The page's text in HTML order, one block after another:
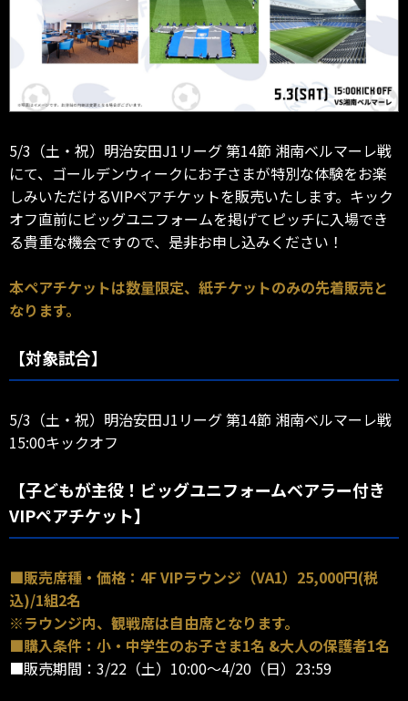
5/3（土・祝）明治安田J1リーグ 第14節 湘南ベルマーレ戦
にて、ゴールデンウィークにお子さまが特別な体験をお楽
しみいただけるVIPペアチケットを販売いたします。キック
オフ直前にビッグユニフォームを掲げてピッチに入場でき
る貴重な機会ですので、是非お申し込みください！
本ペアチケットは数量限定、紙チケットのみの先着販売と
なります。
【対象試合】
5/3（土・祝）明治安田J1リーグ 第14節 湘南ベルマーレ戦
15:00キックオフ
【子どもが主役！ビッグユニフォームベアラー付き
VIPペアチケット】
■販売席種・価格：4F VIPラウンジ（VA1）25,000円(税
込)/1組2名
※ラウンジ内、観戦席は自由席となります。
■購入条件：小・中学生のお子さま1名 &大人の保護者1名
■販売期間：3/22（土）10:00～4/20（日）23:59